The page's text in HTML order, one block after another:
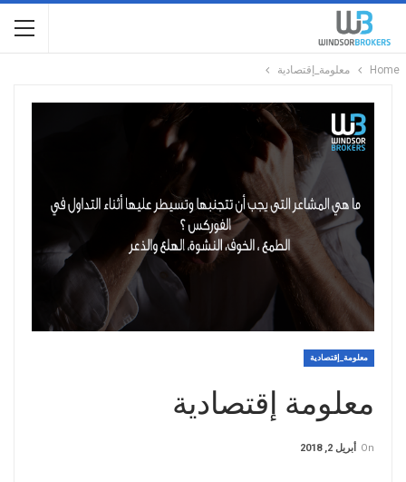
Home معلومة_إقتصادية
معلومة_إقتصادية
معلومة إقتصادية
On أبريل 2, 2018